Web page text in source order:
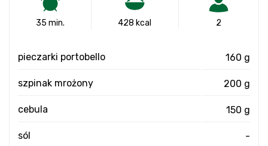
35 min. 428 kcal 2
pieczarki portobello 160 g
szpinak mrożony 200 g
cebula 150 g
sól -